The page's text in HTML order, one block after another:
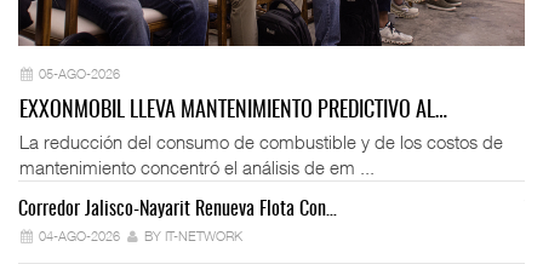
05-AGO-2026
EXXONMOBIL LLEVA MANTENIMIENTO PREDICTIVO AL…
La reducción del consumo de combustible y de los costos de
mantenimiento concentró el análisis de em ...
Corredor Jalisco-Nayarit Renueva Flota Con…
04-AGO-2026 BY IT-NETWORK